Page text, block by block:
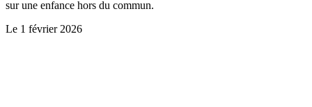
sur une enfance hors du commun.
Le 1 février 2026